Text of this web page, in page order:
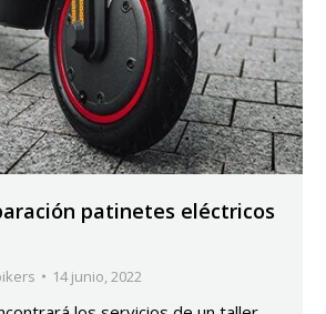
patinetes eléctricos
14 junio, 2022